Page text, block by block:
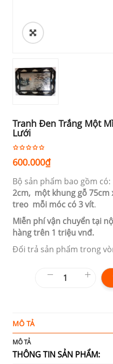
Tranh Đen Trắng Một
Lưới
600.000₫
Bộ sản phẩm bao gồm có:
2cm, một khung gỗ 75cm
treo mỗi móc có 3 vít.
Miễn phí vận chuyển tại
hàng trên 1 triệu vnđ.
Đổi trả sản phẩm trong
MÔ TẢ
MÔ TẢ
THÔNG TIN SẢN PHẨM: